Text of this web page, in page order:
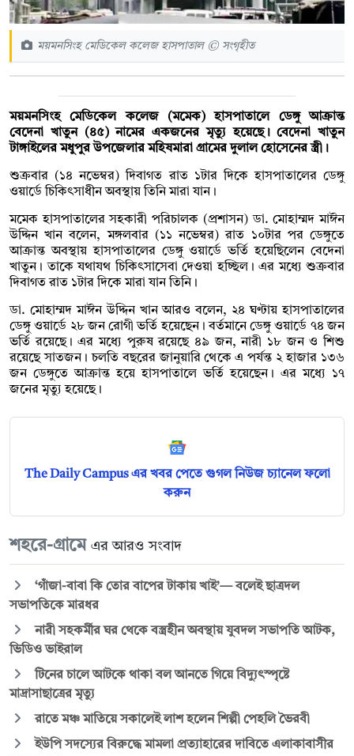
ময়মনসিংহ মেডিকেল কলেজ হাসপাতাল © সংগৃহীত
ময়মনসিংহ মেডিকেল কলেজ (মমেক) হাসপাতালে ডেঙ্গু আক্রান্ত
বেদেনা খাতুন (৪৫) নামের একজনের মৃত্যু হয়েছে। বেদেনা খাতুন
টাঙ্গাইলের মধুপুর উপজেলার মহিষমারা গ্রামের দুলাল হোসেনের স্ত্রী।
শুক্রবার (১৪ নভেম্বর) দিবাগত রাত ১টার দিকে হাসপাতালের ডেঙ্গু
ওয়ার্ডে চিকিৎসাধীন অবস্থায় তিনি মারা যান।
মমেক হাসপাতালের সহকারী পরিচালক (প্রশাসন) ডা. মোহাম্মদ মাঈন
উদ্দিন খান বলেন, মঙ্গলবার (১১ নভেম্বর) রাত ১০টার পর ডেঙ্গুতে
আক্রান্ত অবস্থায় হাসপাতালের ডেঙ্গু ওয়ার্ডে ভর্তি হয়েছিলেন বেদেনা
খাতুন। তাকে যথাযথ চিকিৎসাসেবা দেওয়া হচ্ছিল। এর মধ্যে শুক্রবার
দিবাগত রাত ১টার দিকে মারা যান তিনি।
ডা. মোহাম্মদ মাঈন উদ্দিন খান আরও বলেন, ২৪ ঘণ্টায় হাসপাতালের
ডেঙ্গু ওয়ার্ডে ২৮ জন রোগী ভর্তি হয়েছেন। বর্তমানে ডেঙ্গু ওয়ার্ডে ৭৪ জন
ভর্তি রয়েছে। এর মধ্যে পুরুষ রয়েছে ৪৯ জন, নারী ১৮ জন ও শিশু
রয়েছে সাতজন। চলতি বছরের জানুয়ারি থেকে এ পর্যন্ত ২ হাজার ১৩৬
জন ডেঙ্গুতে আক্রান্ত হয়ে হাসপাতালে ভর্তি হয়েছেন। এর মধ্যে ১৭
জনের মৃত্যু হয়েছে।
The Daily Campus এর খবর পেতে গুগল নিউজ চ্যানেল ফলো
করুন
শহরে-গ্রামে এর আরও সংবাদ
‘গাঁজা-বাবা কি তোর বাপের টাকায় খাই’— বলেই ছাত্রদল
সভাপতিকে মারধর
নারী সহকর্মীর ঘর থেকে বস্ত্রহীন অবস্থায় যুবদল সভাপতি আটক,
ভিডিও ভাইরাল
টিনের চালে আটকে থাকা বল আনতে গিয়ে বিদ্যুৎস্পৃষ্টে
মাদ্রাসাছাত্রের মৃত্যু
রাতে মঞ্চ মাতিয়ে সকালেই লাশ হলেন শিল্পী পেহলি ভৈরবী
ইউপি সদস্যের বিরুদ্ধে মামলা প্রত্যাহারের দাবিতে এলাকাবাসীর